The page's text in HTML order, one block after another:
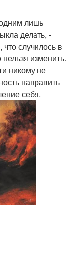
лишь
делать, -
случилось в
изменить.
никому не
направить
себя.